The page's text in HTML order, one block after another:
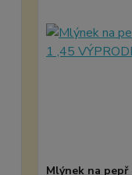
Mlýnek na pepř